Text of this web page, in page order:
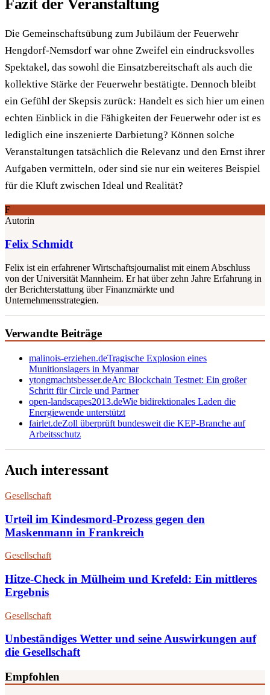
Fazit der Veranstaltung
Die Gemeinschaftsübung zum Jubiläum der Feuerwehr
Hengdorf-Nemsdorf war ohne Zweifel ein eindrucksvolles
Spektakel, das sowohl die Einsatzbereitschaft als auch die
kollektive Stärke der Feuerwehr bestätigte. Dennoch bleibt
ein Gefühl der Skepsis zurück: Handelt es sich hier um einen
echten Einblick in die Fähigkeiten der Feuerwehr oder ist es
lediglich eine inszenierte Darbietung? Können solche
Veranstaltungen tatsächlich die Relevanz und den Ernst ihrer
Aufgaben vermitteln, oder sind sie nur ein weiteres Beispiel
für die Kluft zwischen Ideal und Realität?
F
Autorin
Felix Schmidt
Felix ist ein erfahrener Wirtschaftsjournalist mit einem Abschluss
von der Universität Mannheim. Er hat über zehn Jahre Erfahrung in
der Berichterstattung über Finanzmärkte und
Unternehmensstrategien.
Verwandte Beiträge
malinois-erziehen.deTragische Explosion eines
Munitionslagers in Myanmar
ytongmachtsbesser.deArc Blockchain Testnet: Ein großer
Schritt für Circle und Partner
open-landscapes2013.deWie bidirektionales Laden die
Energiewende unterstützt
fairlet.deZoll überprüft bundesweit die KEP-Branche auf
Arbeitsschutz
Auch interessant
Gesellschaft
Urteil im Kindesmord-Prozess gegen den
Maskenmann in Frankreich
Gesellschaft
Hitze-Check in Mülheim und Krefeld: Ein mittleres
Ergebnis
Gesellschaft
Unbeständiges Wetter und seine Auswirkungen auf
die Gesellschaft
Empfohlen